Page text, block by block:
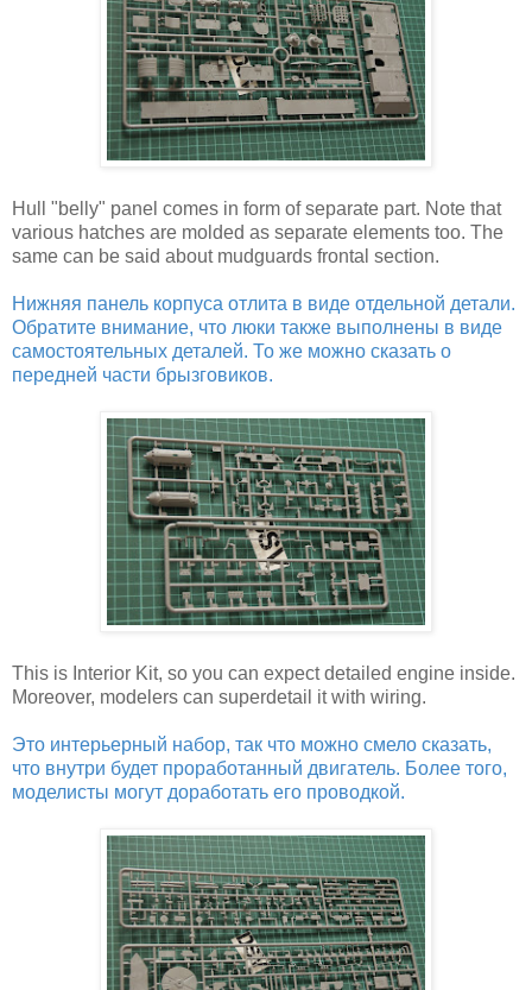
Hull "belly" panel comes in form of separate part. Note that
various hatches are molded as separate elements too. The
same can be said about mudguards frontal section.
Нижняя панель корпуса отлита в виде отдельной детали.
Обратите внимание, что люки также выполнены в виде
самостоятельных деталей. То же можно сказать о
передней части брызговиков.
This is Interior Kit, so you can expect detailed engine inside.
Moreover, modelers can superdetail it with wiring.
Это интерьерный набор, так что можно смело сказать,
что внутри будет проработанный двигатель. Более того,
моделисты могут доработать его проводкой.